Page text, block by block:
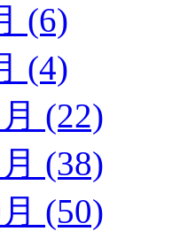
(6)
(4)
(22)
(38)
(50)